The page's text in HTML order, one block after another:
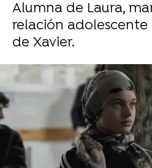
Alumna de Laura,
relación adolescente
de Xavier.